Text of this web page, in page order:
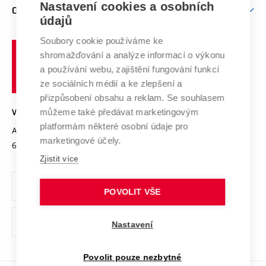
E-přihláška
Doktorské studium
Podpora podnikání
Mezinárodní vědecká rada
Systém zajišťování kvality výzkumu
Výzkumné infrastruktury
Transfer znalostí
Open Science
Projekty
Projekty ze strukturálních fondů
Specifický výzkum
Zahraniční spolupráce
Spolupráce se školami
Služby univerzity
Mezinárodní dohody
Univerzitní sítě
O UNIVERZITĚ
Profil univerzity
Udržitelná univerzita
Podnikavá univerzita / ContriBUTe
Bezpečná univerzita
Vyznamenání
Organizační struktura
Ochrana osobních údajů
odkaz)
učení
technické
VYSOKÉ UČENÍ TECHNICKÉ V BRNĚ
Antonínská 548/1
602 00 Brno
www.vut.cz
vut@vutbr.cz
Nastavení cookies a osobních
údajů
Soubory cookie používáme ke
shromažďování a analýze informací o výkonu
a používání webu, zajištění fungování funkcí
ze sociálních médií a ke zlepšení a
přizpůsobení obsahu a reklam. Se souhlasem
můžeme také předávat marketingovým
platformám některé osobní údaje pro
marketingové účely.
Zjistit více
POVOLIT VŠE
Nastavení
Povolit pouze nezbytné